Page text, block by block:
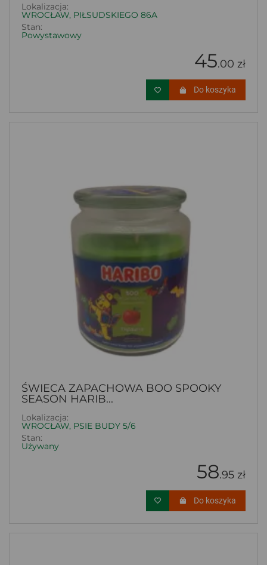
Lokalizacja:
WROCŁAW, PIŁSUDSKIEGO 86A
Stan:
Powystawowy
45.00 zł
Do koszyka
ŚWIECA ZAPACHOWA BOO SPOOKY
SEASON HARIB...
Lokalizacja:
WROCŁAW, PSIE BUDY 5/6
Stan:
Używany
58.95 zł
Do koszyka